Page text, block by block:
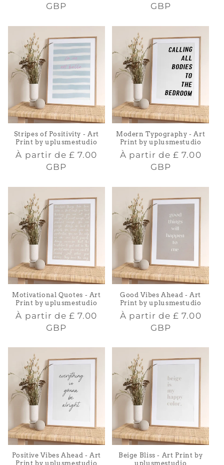
habituelGBP
habituelGBP
Stripes of Positivity - Art
Print by uplusmestudio
Prix
habituel
À partir de£ 7.00
GBP
Modern Typography - Art
Print by uplusmestudio
Prix
habituel
À partir de£ 7.00
GBP
Motivational Quotes - Art
Print by uplusmestudio
Prix
habituel
À partir de£ 7.00
GBP
Good Vibes Ahead - Art
Print by uplusmestudio
Prix
habituel
À partir de£ 7.00
GBP
Positive Vibes Ahead - Art
Print by uplusmestudio
Beige Bliss - Art Print by
uplusmestudio